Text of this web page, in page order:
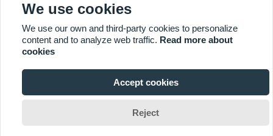

MAIS PRODUTOS
MAIS SERVIÇOS
We use cookies
We use our own and third-party cookies to personalize
content and to analyze web traffic. Read more about
cookies
Accept cookies
Reject